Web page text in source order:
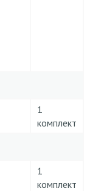
1
комплект
1
комплект